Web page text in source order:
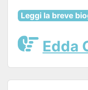
Leggi la breve
Edda